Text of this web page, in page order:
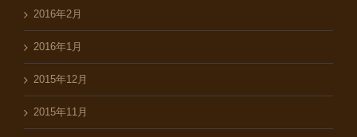
2016年2月
2016年1月
2015年12月
2015年11月